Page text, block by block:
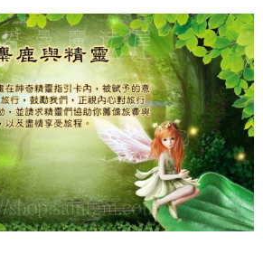
含以上)免運費
含以上)免運費
含以上)免運費